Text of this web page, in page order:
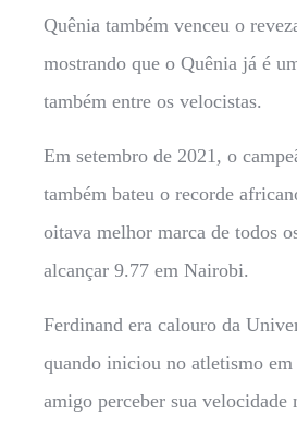
Quênia também venceu o
mostrando que o Quênia já é
também entre os velocistas.
Em setembro de 2021, o
também bateu o recorde
oitava melhor marca de todos
alcançar 9.77 em Nairobi.
Ferdinand era calouro da
quando iniciou no atletismo
amigo perceber sua velocidade